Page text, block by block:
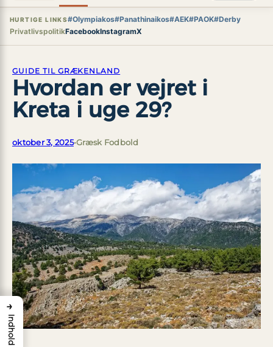
HURTIGE LINKS#Olympiakos#Panathinaikos#AEK#PAOK#Derby
PrivatlivspolitikFacebookInstagramX
GUIDE TIL GRÆKENLAND
Hvordan er vejret i
Kreta i uge 29?
oktober 3, 2025•Græsk Fodbold
→
Indhold